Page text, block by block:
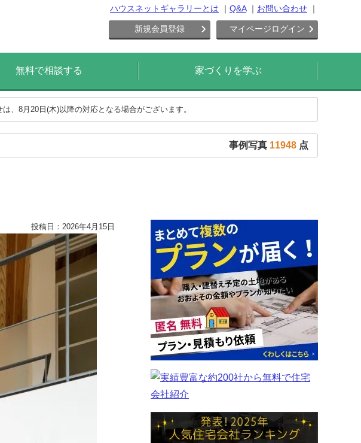
ハウスネットギャラリーとは Q&A お問い合わせ
新規会員登録 マイページログイン
無料で相談する 家づくりを学ぶ
、8月20日(木)以降の対応となる場合がございます。
事例写真 11948 点
投稿日：2026年4月15日